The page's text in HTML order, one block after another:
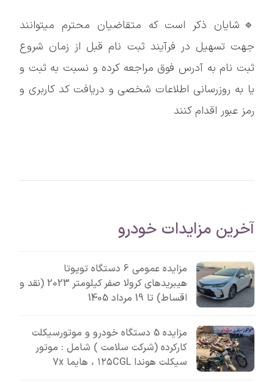
🔹شایان ذکر است که متقاضیان محترم میتوانند
جهت تسهیل در فرآیند ثبت نام قبل از زمان شروع
ثبت نام به آدرس فوق مراجعه کرده و نسبت به ثبت و
یا به روزرسانی اطلاعات شخصی و دریافت كد كاربری و
رمز عبور اقدام کنند
آخرین مزایدات خودرو
مزایده عمومی 6 دستگاه تویوتا
هیبریدهای کرولا صفر کیلومتر 2023 (نقد و
اقساط) تا 19 مرداد 1405
مزایده 5 دستگاه خودرو و موتورسیکلت
کارکرده (شرکت سلامت ) شامل : موتور
سیکلت هوندا ۱۲۵CGL ، هایما 7x